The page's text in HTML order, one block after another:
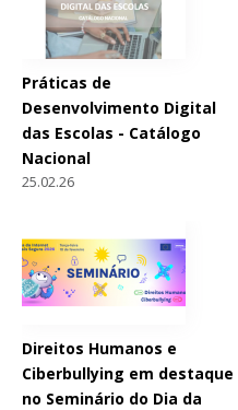
Práticas de
Desenvolvimento Digital
das Escolas - Catálogo
Nacional
25.02.26
Direitos Humanos e
Ciberbullying em destaque
no Seminário do Dia da